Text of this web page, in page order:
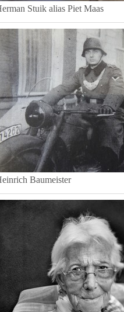
Stuik alias Piet Maas
Baumeister